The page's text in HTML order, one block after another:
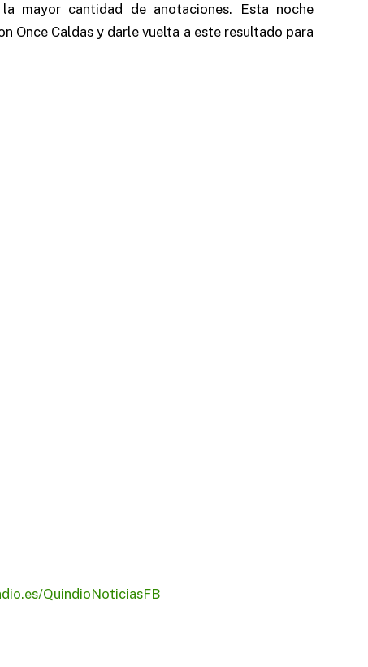
mayor cantidad de anotaciones. Esta noche
Once Caldas y darle vuelta a este resultado para
QuindioNoticiasFB